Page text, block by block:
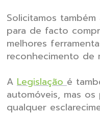
Solicitamos
para de facto
melhores
reconhecimento de
A Legislaçãoé
automóveis, mas
qualquer